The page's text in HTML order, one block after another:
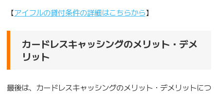
【アイフルの貸付条件の詳細はこちらから】
カードレスキャッシングのメリット・デメ
リット
最後は、カードレスキャッシングのメリット・デメリットにつ